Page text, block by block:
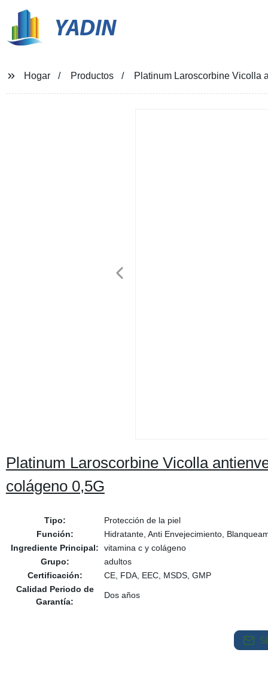
YADIN
Hogar Productos Platinum Laroscorbine Vicolla
Platinum Laroscorbine Vicolla
colágeno 0,5G
Tipo:
Protección de la piel
Función:
Hidratante, Anti Envejecimiento,
Ingrediente Principal:
vitamina c y colágeno
Grupo:
adultos
Certificación:
CE, FDA, EEC, MSDS, GMP
Calidad Periodo de
Garantía:
Dos años